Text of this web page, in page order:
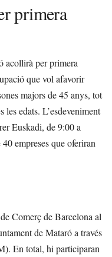
primera
acollirà per primera
que vol afavorir
majors de 45 anys, tot
les edats. L’esdeveniment
Euskadi, de 9:00 a
empreses que oferiran
Comerç de Barcelona al
de Mataró a través
En total, hi participaran